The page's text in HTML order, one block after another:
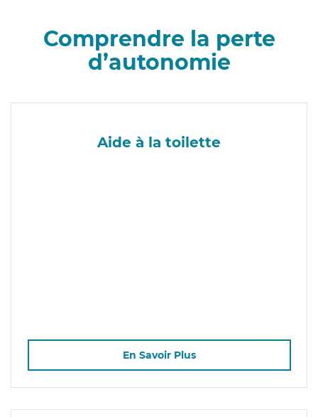
Comprendre la perte
d’autonomie
Aide à la toilette
En Savoir Plus